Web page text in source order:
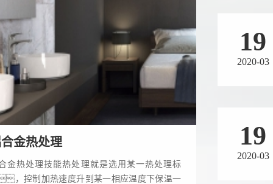
金热处理
金热处理技能热处理就是选用某一热处理标
，控制加热速度升到某一相应温度下保温一
19
2020-03
19
2020-03